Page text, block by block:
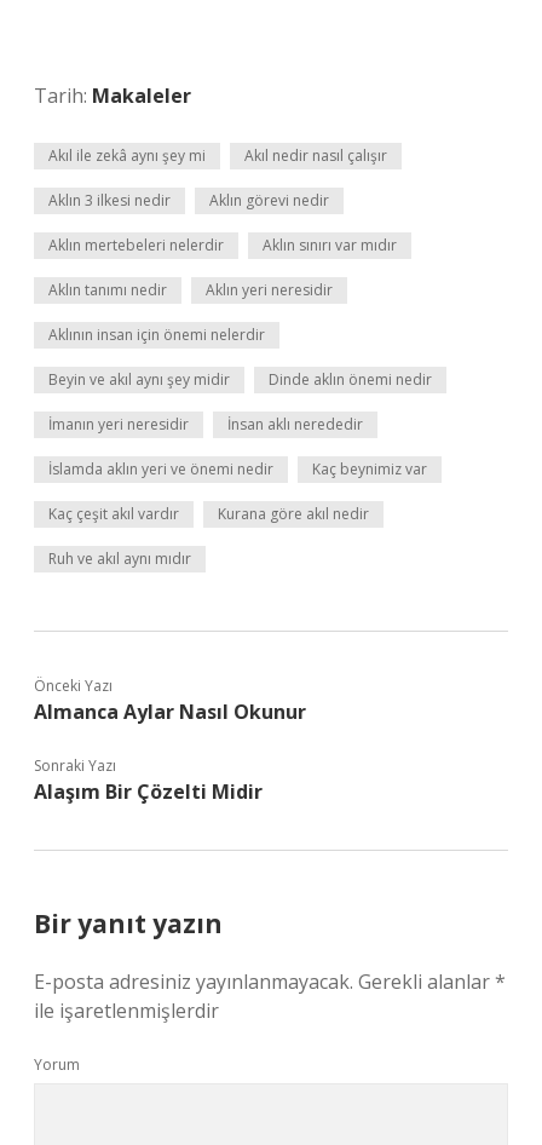
Tarih: Makaleler
Akıl ile zekâ aynı şey mi Akıl nedir nasıl çalışır
Aklın 3 ilkesi nedir Aklın görevi nedir
Aklın mertebeleri nelerdir Aklın sınırı var mıdır
Aklın tanımı nedir Aklın yeri neresidir
Aklının insan için önemi nelerdir
Beyin ve akıl aynı şey midir Dinde aklın önemi nedir
İmanın yeri neresidir İnsan aklı nerededir
İslamda aklın yeri ve önemi nedir Kaç beynimiz var
Kaç çeşit akıl vardır Kurana göre akıl nedir
Ruh ve akıl aynı mıdır
Önceki Yazı
Almanca Aylar Nasıl Okunur
Sonraki Yazı
Alaşım Bir Çözelti Midir
Bir yanıt yazın
E-posta adresiniz yayınlanmayacak. Gerekli alanlar*
ile işaretlenmişlerdir
Yorum